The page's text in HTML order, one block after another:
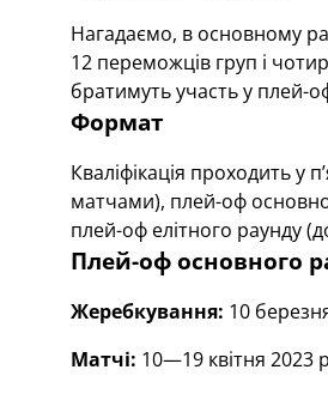
Нагадаємо, в основному
12 переможців груп і
братимуть участь у плей-
Формат
Кваліфікація проходить у
матчами), плей-оф
плей-оф елітного раунду
Плей-оф основного
Жеребкування: 10
Матчі: 10—19 квітня 2023